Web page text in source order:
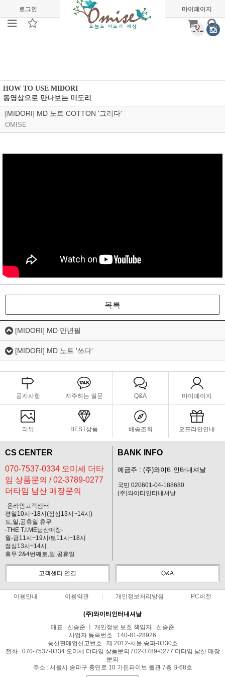
로그인 회원가입 주문조회 마이페이지
HOW TO USE MIDORI
동영상으로 만나보는 미도리
[MIDORI] MD 노트 COTTON '그리다'
OMISE
목록
[MIDORI] MD 만년필
[MIDORI] MD 노트 '쓰다'
공지사항 자주하는 질문 Q&A 마이페이지
리뷰 BEST상품 배송조회 오프라인안내
CS CENTER
070-7537-0334 오미세 더타
임 상품문의 / 02-3789-0277
더타임 남산 매장문의
-온라인고객센터-
평일10시~18시(점심13시~14시)
토,일,공휴일 휴무
-THE T.I.ME남산매장-
월-금11시~19시/토11시~18시
점심13시~14시
휴무:2&4번째토,일,공휴일
BANK INFO
예금주 : (주)와이티인터내셔날
국민 020601-04-188680
(주)와이티인터내셔날
고객센터 연결 Q&A
이용안내 이용약관 개인정보처리방침 PC버전
(주)와이티인터내셔날
대표 : 신승준 ㅣ 개인정보 보호 책임자 : 신승준
사업자 등록번호 : 140-81-28926
통신판매업신고번호 : 제 2012-서울 송파-0330호
전화 : 070-7537-0334 오미세 더타임 상품문의 / 02-3789-0277 더타임 남산 매장
문의
주소 : 서울시 송파구 충민로 10 가든파이브 툴관 7층 B-68호